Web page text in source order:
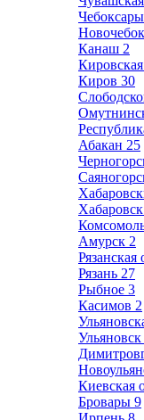
Чебоксары
Канаш 2
Киров 30
Абакан 25
Хабаровск
Амурск 2
Рязанская
Рязань 27
Рыбное 3
Касимов 2
Ульяновск
Киевская
Бровары 9